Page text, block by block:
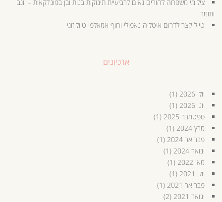
צילומי משפחה להורים גאים לרביעיית תינוקות בנות ובן בפונדקאות – יוגב
ותומר
טיול קצר לדרום איטליה נאפולי וחוף אמאלפי טיול זוגי
ארכיונים
יולי 2026
(1)
יוני 2026
(1)
ספטמבר 2025
(1)
מרץ 2024
(1)
פברואר 2024
(1)
ינואר 2024
(1)
מאי 2022
(1)
יולי 2021
(1)
פברואר 2021
(1)
ינואר 2021
(2)